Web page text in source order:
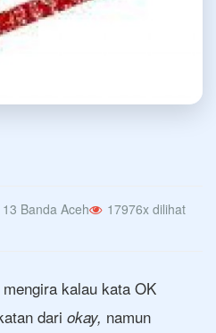
Banda Aceh
17976x dilihat
kalau kata OK
dari okay, namun